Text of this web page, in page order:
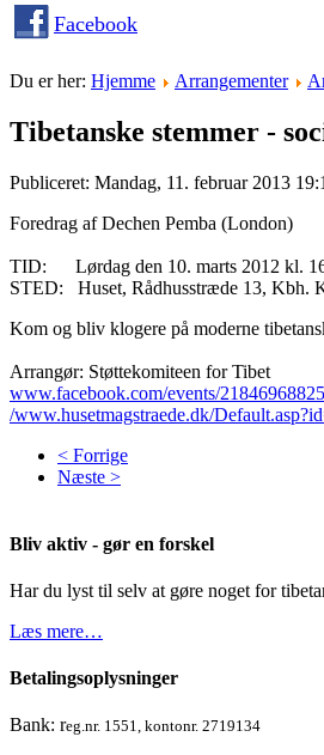
Facebook
Du er her: Hjemme Arrangementer
Tibetanske stemmer -
Publiceret: Mandag, 11. februar 2013
Foredrag af Dechen Pemba (London)
TID: Lørdag den 10. marts 2012 kl.
STED: Huset, Rådhusstræde 13, Kbh.
Kom og bliv klogere på moderne
Arrangør: Støttekomiteen for Tibet
www.facebook.com/events/
/www.husetmagstraede.dk/
< Forrige
Næste >
Bliv aktiv - gør en forskel
Har du lyst til selv at gøre noget for
Læs mere…
Betalingsoplysninger
Bank: reg.nr. 1551, kontonr. 2719134